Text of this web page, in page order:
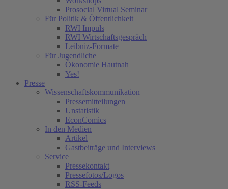
Prosocial Virtual Seminar
Für Politik & Öffentlichkeit
RWI Impuls
RWI Wirtschaftsgespräch
Leibniz-Formate
Für Jugendliche
Ökonomie Hautnah
Yes!
Presse
Wissenschaftskommunikation
Pressemitteilungen
Unstatistik
EconComics
In den Medien
Artikel
Gastbeiträge und Interviews
Service
Pressekontakt
Pressefotos/Logos
RSS-Feeds